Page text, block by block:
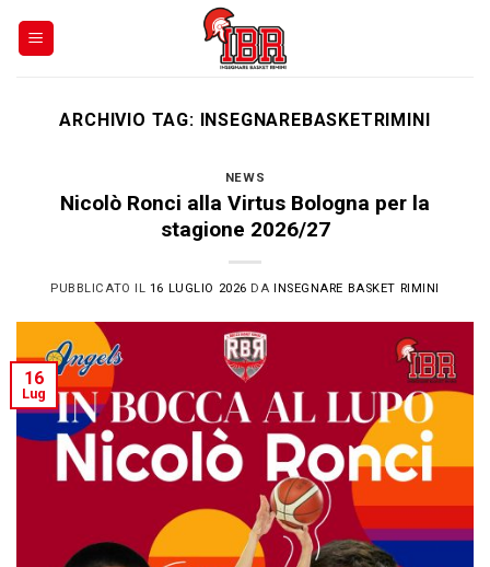
ARCHIVIO TAG: INSEGNAREBASKETRIMINI
NEWS
Nicolò Ronci alla Virtus Bologna per la
stagione 2026/27
PUBBLICATO IL 16 LUGLIO 2026 DAINSEGNARE BASKET RIMINI
16
Lug